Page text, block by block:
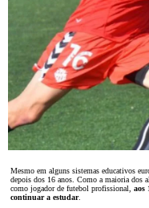
Mesmo em alguns sistemas educativos
depois dos 16 anos. Como a maioria dos
como jogador de futebol profissional, aos
continuar a estudar.